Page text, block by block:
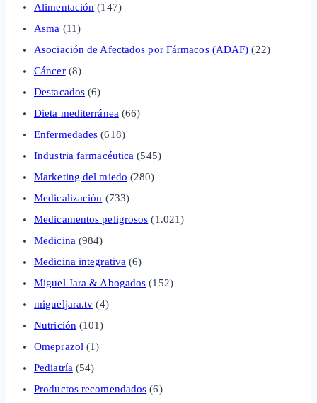
Alimentación (147)
Asma (11)
Asociación de Afectados por Fármacos (ADAF) (22)
Cáncer(8)
Destacados (6)
Dieta mediterránea (66)
Enfermedades (618)
Industria farmacéutica (545)
Marketing del miedo (280)
Medicalización (733)
Medicamentos peligrosos (1.021)
Medicina (984)
Medicina integrativa (6)
Miguel Jara & Abogados (152)
migueljara.tv (4)
Nutrición (101)
Omeprazol (1)
Pediatría (54)
Productos recomendados (6)